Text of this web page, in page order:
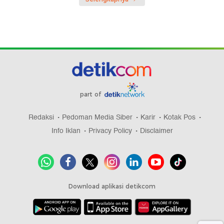
part of
Redaksi Pedoman Media Siber Karir
Kotak Pos
Info Iklan
Privacy Policy Disclaimer
Download aplikasi detikcom